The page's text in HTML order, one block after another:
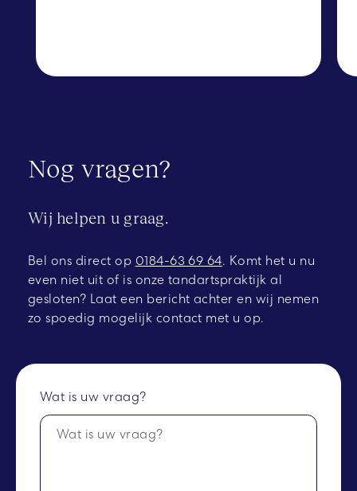
Nog vragen?
Wij helpen u graag.
Bel ons direct op 0184-63 69 64. Komt het u nu
even niet uit of is onze tandartspraktijk al
gesloten? Laat een bericht achter en wij nemen
zo spoedig mogelijk contact met u op.
Wat is uw vraag?